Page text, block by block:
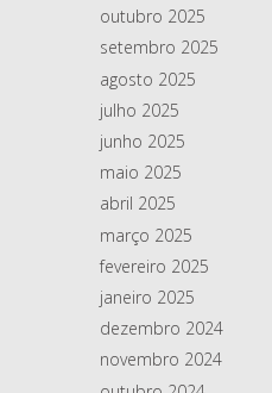
outubro 2025
setembro 2025
agosto 2025
julho 2025
junho 2025
maio 2025
abril 2025
março 2025
fevereiro 2025
janeiro 2025
dezembro 2024
novembro 2024